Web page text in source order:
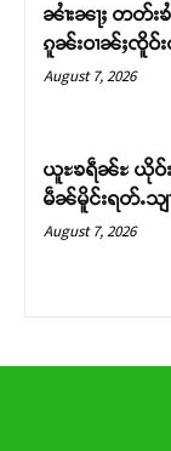
တ်ႇ တူဝ်ႈလု
ၼၢႆးၼႃႈ တတ်
ၵူၼ်းဝၢၼ်ႈၸိူဝ်း
August 7, 2026
ယူႊၶရဵၼ်ႊ ယိုဝ်း
မဵၼ်မိူင်းရတ်ႉသ
August 7, 2026